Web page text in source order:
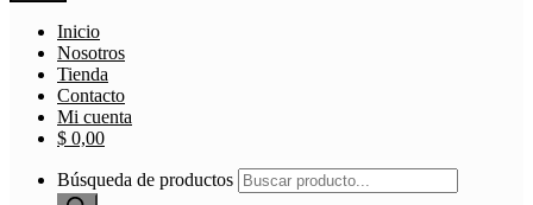
Inicio
Nosotros
Tienda
Contacto
Mi cuenta
$ 0,00
Búsqueda de productos